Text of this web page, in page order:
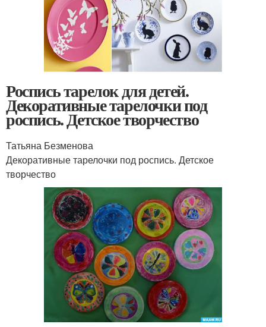
Роспись тарелок для детей.
Декоративные тарелочки под
роспись. Детское творчество
Татьяна Безменова
Декоративные тарелочки под роспись. Детское
творчество